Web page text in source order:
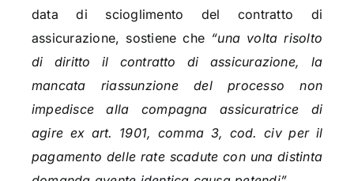
data di scioglimento del contratto di
assicurazione, sostiene che “una volta risolto
di diritto il contratto di assicurazione, la
mancata riassunzione del processo non
impedisce alla compagna assicuratrice di
agire ex art. 1901, comma 3, cod. civ per il
pagamento delle rate scadute con una distinta